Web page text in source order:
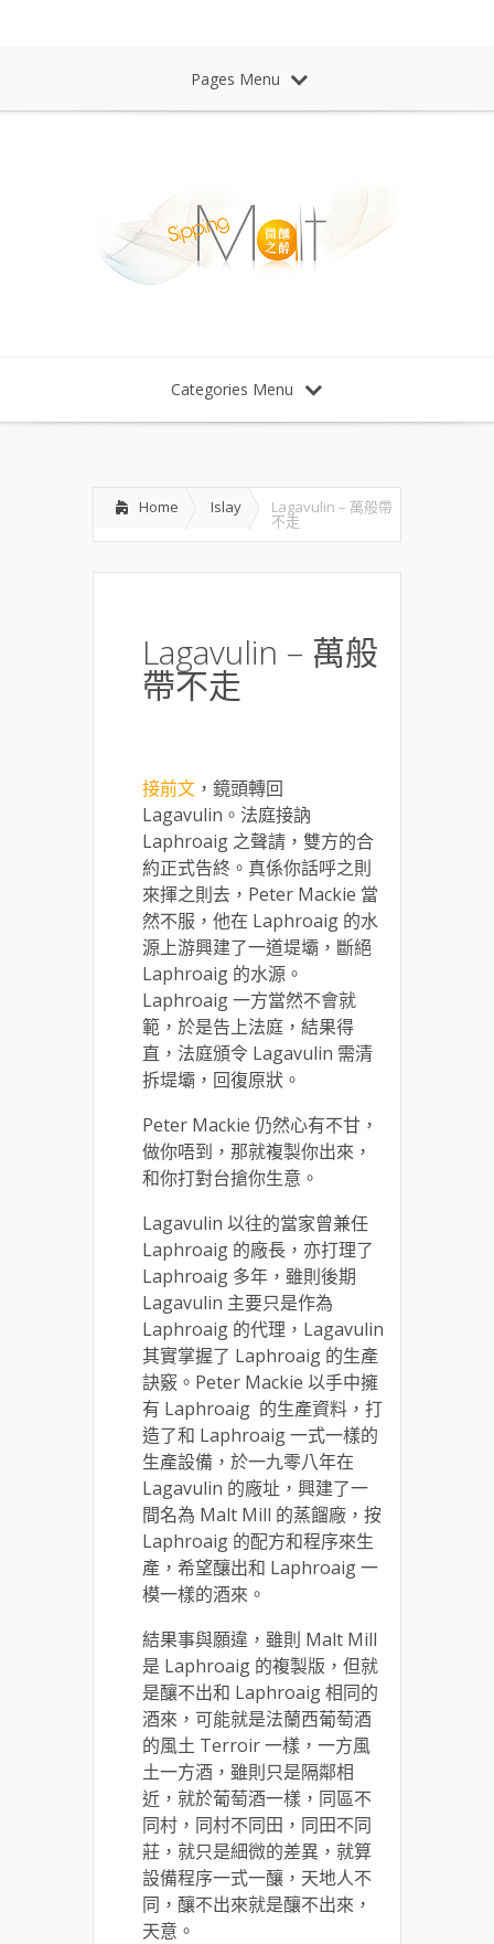
Pages Menu
Categories Menu
Home Islay Lagavulin – 萬般帶
不走
Lagavulin – 萬般
帶不走
接前文 ，鏡頭轉回
Lagavulin。法庭接訥
Laphroaig 之聲請，雙方的合
約正式告終。真係你話呼之則
來揮之則去，Peter Mackie 當
然不服，他在 Laphroaig 的水
源上游興建了一道堤壩，斷絕
Laphroaig 的水源。
Laphroaig 一方當然不會就
範，於是告上法庭，結果得
直，法庭頒令 Lagavulin 需清
拆堤壩，回復原狀。
Peter Mackie 仍然心有不甘，
做你唔到，那就複製你出來，
和你打對台搶你生意。
Lagavulin 以往的當家曾兼任
Laphroaig 的廠長，亦打理了
Laphroaig 多年，雖則後期
Lagavulin 主要只是作為
Laphroaig 的代理，Lagavulin
其實掌握了 Laphroaig 的生產
訣竅。Peter Mackie 以手中擁
有 Laphroaig 的生產資料，打
造了和 Laphroaig 一式一樣的
生產設備，於一九零八年在
Lagavulin 的廠址，興建了一
間名為 Malt Mill 的蒸餾廠，按
Laphroaig 的配方和程序來生
產，希望釀出和 Laphroaig 一
模一樣的酒來。
結果事與願違，雖則 Malt Mill
是 Laphroaig 的複製版，但就
是釀不出和 Laphroaig 相同的
酒來，可能就是法蘭西葡萄酒
的風土 Terroir 一樣，一方風
土一方酒，雖則只是隔鄰相
近，就於葡萄酒一樣，同區不
同村，同村不同田，同田不同
莊，就只是細微的差異，就算
設備程序一式一釀，天地人不
同，釀不出來就是釀不出來，
天意。